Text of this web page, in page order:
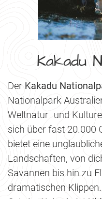
Kakadu
Der Kakadu
Nationalpark
Weltnatur- und
sich über fast 20.000
bietet eine
Landschaften, von
Savannen bis hin zu
dramatischen